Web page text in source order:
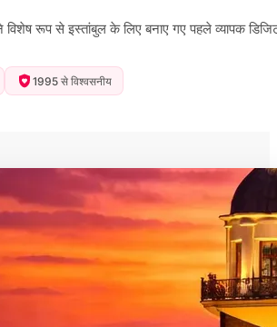
ने विशेष रूप से इस्तांबुल के लिए बनाए गए पहले व्यापक
1995 से विश्वसनीय